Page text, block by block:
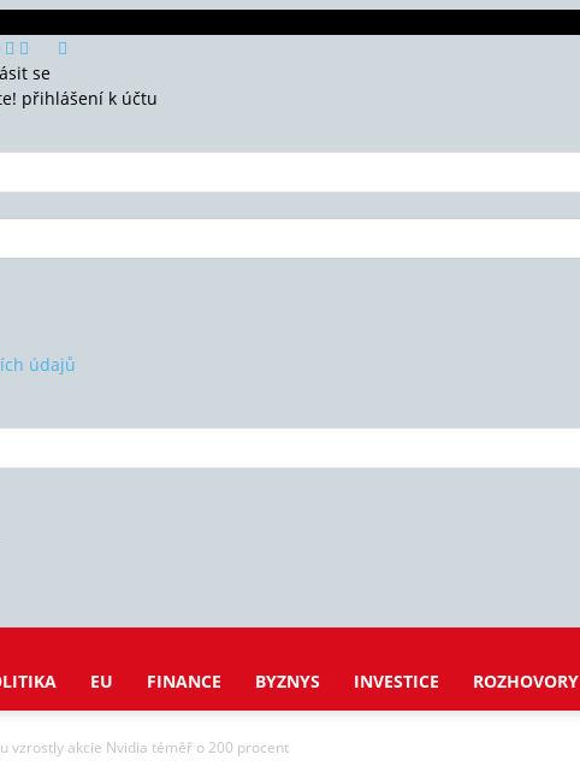
se
přihlášení k účtu
údajů
EU FINANCE BYZNYS INVESTICE ROZHOVORY
vzrostly akcie Nvidia téměř o 200 procent